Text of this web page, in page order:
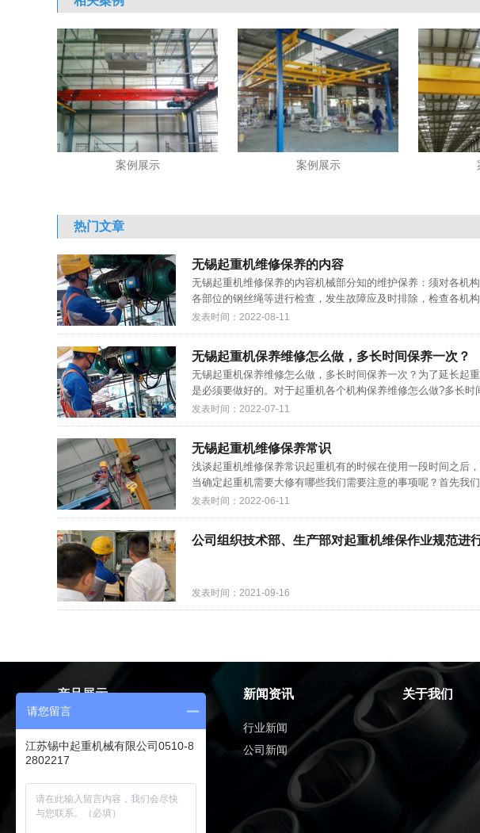
案例展示 案例展示
热门文章
无锡起重机维修保养的内容
无锡起重机维修保养的内容机械部分知的维护保养：须对各机
各部位的钢丝绳等进行检查，发生故障应及时排除，检查各机
发表时间：2022-08-11
无锡起重机保养维修怎么做，多长时间保养一次？
无锡起重机保养维修怎么做，多长时间保养一次？为了延长起
是必须要做好的。对于起重机各个机构保养维修怎么做?多长时
发表时间：2022-07-11
无锡起重机维修保养常识
浅谈起重机维修保养常识起重机有的时候在使用一段时间之后
当确定起重机需要大修有哪些我们需要注意的事项呢？首先我
发表时间：2022-06-11
公司组织技术部、生产部对起重机维保作业规范进
发表时间：2021-09-16
产品展示
电动葫芦系列
新型欧标起重机
双梁起重机
门式起重机
新闻资讯
行业新闻
公司新闻
关于我们
请您留言
江苏锡中起重机械有限公司0510-8
2802217